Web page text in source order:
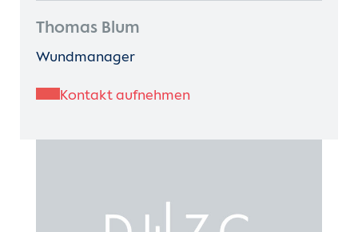
Thomas Blum
Wundmanager
Kontakt aufnehmen